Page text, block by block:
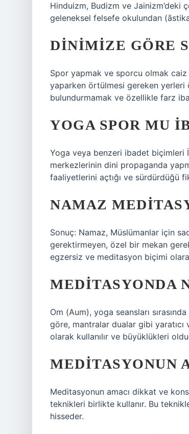
Hinduizm, Budizm ve Jainizm’deki
geleneksel felsefe okulundan
DINIMIZE GÖRE
Spor yapmak ve sporcu olmak
yaparken örtülmesi gereken yerleri
bulundurmamak ve özellikle farz
YOGA SPOR MU
Yoga veya benzeri ibadet biçimleri
merkezlerinin dini propaganda
faaliyetlerini açtığı ve sürdürdüğü
NAMAZ
Sonuç: Namaz, Müslümanlar için
gerektirmeyen, özel bir mekan
egzersiz ve meditasyon biçimi
MEDITASYONDA
Om (Aum), yoga seansları
göre, mantralar dualar gibi yaratıcı
olarak kullanılır ve büyüklükleri
MEDITASYONUN
Meditasyonun amacı dikkat ve
teknikleri birlikte kullanır. Bu
hisseder.